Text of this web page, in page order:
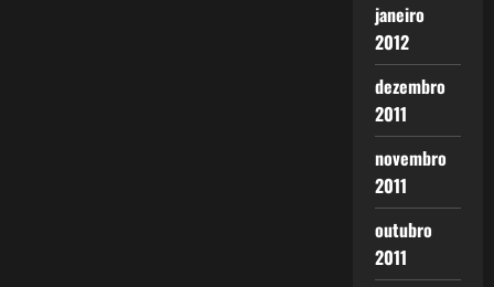
janeiro
2012
dezembro
2011
novembro
2011
outubro
2011